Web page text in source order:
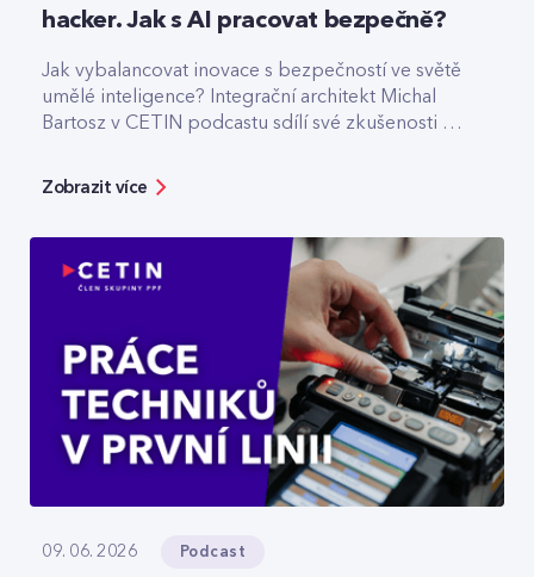
hacker. Jak s AI pracovat bezpečně?
Jak vybalancovat inovace s bezpečností ve světě
umělé inteligence? Integrační architekt Michal
Bartosz v CETIN podcastu sdílí své zkušenosti s
bezpečnosti, ale zároveň ukazuje možnosti, jak
Zobrazit více
09. 06. 2026 Podcast